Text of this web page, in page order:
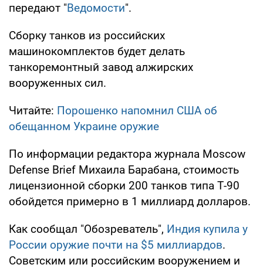
передают "Ведомости".
Сборку танков из российских
машинокомплектов будет делать
танкоремонтный завод алжирских
вооруженных сил.
Читайте: Порошенко напомнил США об
обещанном Украине оружие
По информации редактора журнала Moscow
Defense Brief Михаила Барабана, стоимость
лицензионной сборки 200 танков типа Т-90
обойдется примерно в 1 миллиард долларов.
Как сообщал "Обозреватель", Индия купила у
России оружие почти на $5 миллиардов.
Советским или российским вооружением и